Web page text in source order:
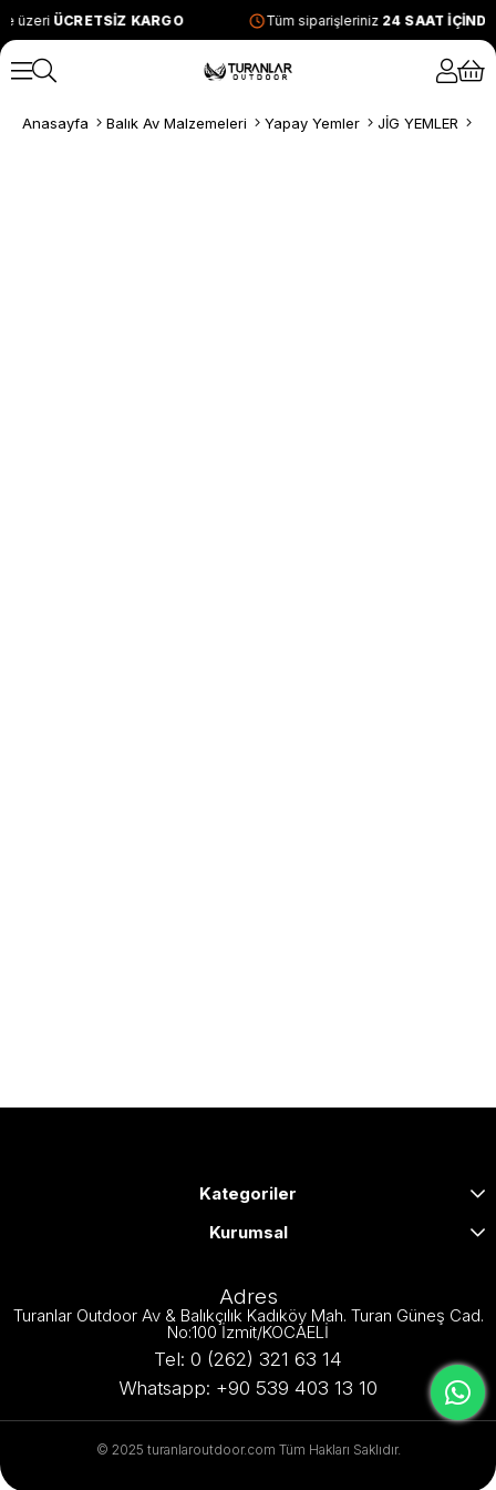
üzeri ÜCRETSİZ KARGO Tüm siparişleriniz 24 SAAT
Anasayfa Balık Av Malzemeleri Yapay Yemler JİG YEMLER
Kategoriler
Kurumsal
Adres
Turanlar Outdoor Av & Balıkçılık Kadıköy Mah. Turan Güneş Cad.
No:100 İzmit/KOCAELİ
Tel: 0 (262) 321 63 14
Whatsapp: +90 539 403 13 10
© 2025 turanlaroutdoor.com Tüm Hakları Saklıdır.